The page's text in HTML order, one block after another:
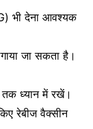
भी देना आवश्यक
जा सकता है।
तक ध्यान में रखें।
रेबीज वैक्सीन